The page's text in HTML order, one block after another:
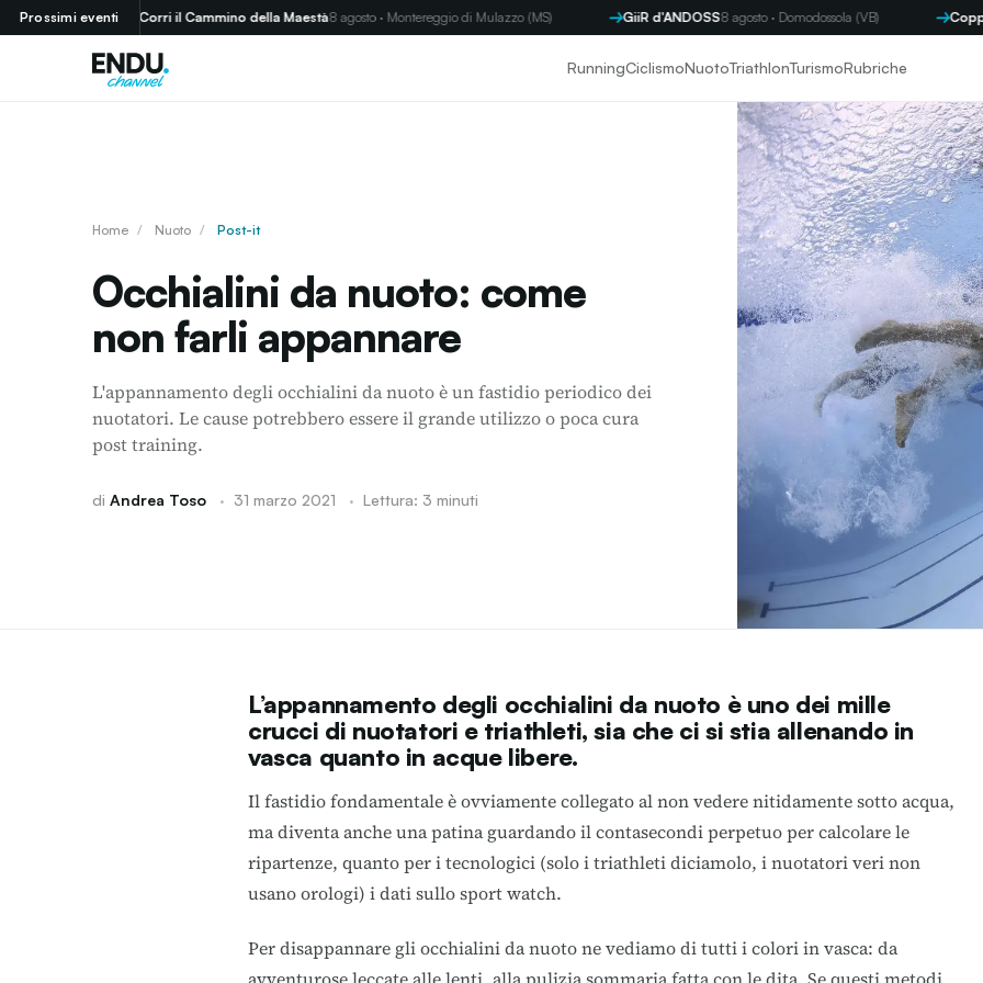
Prossimi eventiCorri il Cammino della Maestà8 agosto · Montereggio di Mulazzo (MS) GiiR d'ANDOSS8 agosto · Domodossola (VB) Coppa Byron9
RunningCiclismoNuotoTriathlonTurismoRubriche
Home / Nuoto / Post-it
Occhialini da nuoto: come
non farli appannare
L'appannamento degli occhialini da nuoto è un fastidio periodico dei
nuotatori. Le cause potrebbero essere il grande utilizzo o poca cura
post training.
di Andrea Toso · 31 marzo 2021 · Lettura: 3 minuti
L’appannamento degli occhialini da nuoto è uno dei mille
crucci di nuotatori e triathleti, sia che ci si stia allenando in
vasca quanto in acque libere.
Il fastidio fondamentale è ovviamente collegato al non vedere nitidamente sotto acqua,
ma diventa anche una patina guardando il contasecondi perpetuo per calcolare le
ripartenze, quanto per i tecnologici (solo i triathleti diciamolo, i nuotatori veri non
usano orologi) i dati sullo sport watch.
Per disappannare gli occhialini da nuoto ne vediamo di tutti i colori in vasca: da